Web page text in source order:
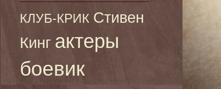
КЛУБ-КРИК Стивен
Кинг актеры
боевик